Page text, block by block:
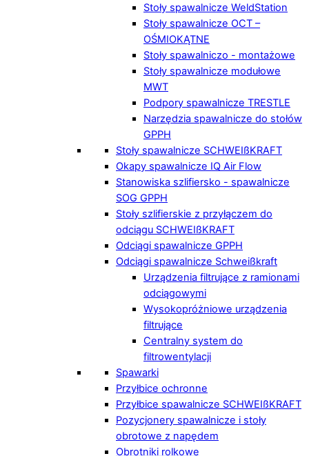
Stoły spawalnicze WeldStation
Stoły spawalnicze OCT –
OŚMIOKĄTNE
Stoły spawalniczo - montażowe
Stoły spawalnicze modułowe
MWT
Podpory spawalnicze TRESTLE
Narzędzia spawalnicze do stołów
GPPH
Stoły spawalnicze SCHWEIßKRAFT
Okapy spawalnicze IQ Air Flow
Stanowiska szlifiersko - spawalnicze
SOG GPPH
Stoły szlifierskie z przyłączem do
odciągu SCHWEIßKRAFT
Odciągi spawalnicze GPPH
Odciągi spawalnicze Schweißkraft
Urządzenia filtrujące z ramionami
odciągowymi
Wysokopróżniowe urządzenia
filtrujące
Centralny system do
filtrowentylacji
Spawarki
Przyłbice ochronne
Przyłbice spawalnicze SCHWEIßKRAFT
Pozycjonery spawalnicze i stoły
obrotowe z napędem
Obrotniki rolkowe